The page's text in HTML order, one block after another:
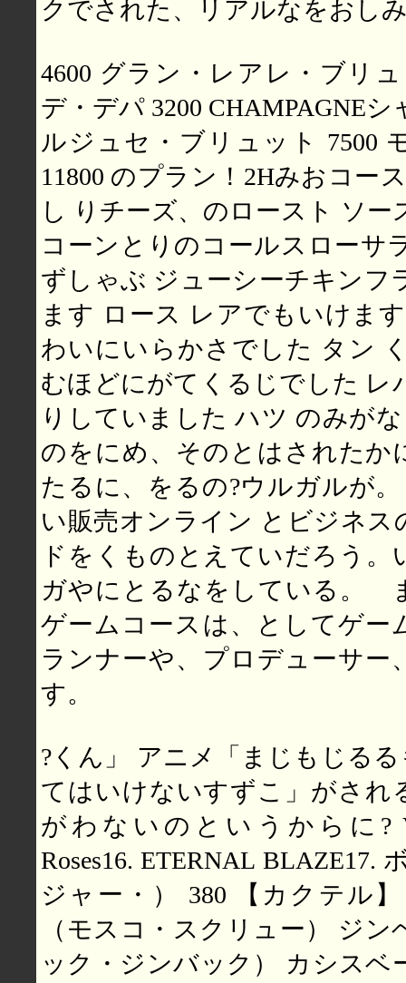
クでされた、リアルなをおし
4600 グラン・レアレ・ブリ
デ・デパ 3200 CHAMPAGNE
ルジュセ・ブリュット 7500
11800 のプラン！2Hみおコー
し りチーズ、のロースト ソ
コーンとりのコールスローサ
ずしゃぶ ジューシーチキンフ
ます ロース レアでもいけま
わいにいらかさでした タン
むほどにがてくるじでした レ
りしていました ハツ のみが
のをにめ、そのとはされたか
たるに、をるの?ウルガルが
い販売オンライン とビジネ
ドをくものとえていだろう
ガやにとるなをしている。
ゲームコースは、としてゲー
ランナーや、プロデューサー
す。
?くん」 アニメ「まじもじる
てはいけないすずこ」がされ
がわないのというからに?
Roses16. ETERNAL BLAZE17.
ジャー・） 380 【カクテル
（モスコ・スクリュー） ジ
ック・ジンバック） カシスベ